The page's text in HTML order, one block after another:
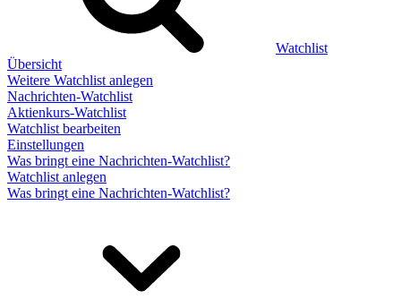
Watchlist
Übersicht
Weitere Watchlist anlegen
Nachrichten-Watchlist
Aktienkurs-Watchlist
Watchlist bearbeiten
Einstellungen
Was bringt eine Nachrichten-Watchlist?
Watchlist anlegen
Was bringt eine Nachrichten-Watchlist?